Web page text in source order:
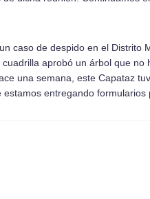
caso de despido en el Distrito
cuadrilla aprobó un árbol que
una semana, este Capataz
estamos entregando